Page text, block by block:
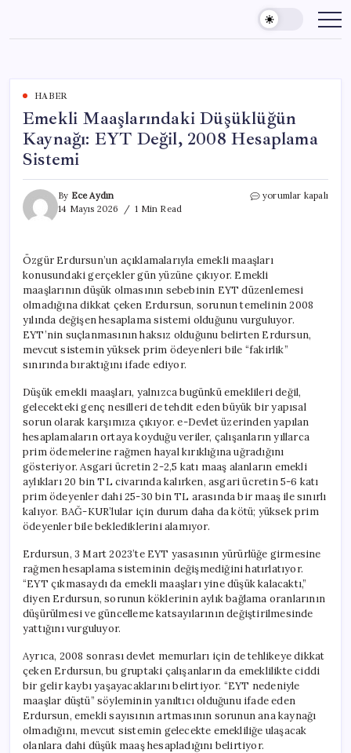
content
HABER
Emekli Maaşlarındaki Düşüklüğün
Kaynağı: EYT Değil, 2008 Hesaplama
Sistemi
By Ece Aydın
14 Mayıs 2026
1 Min Read
Emekli
Değil,
2008
Hesaplama
Sistemi
için
yorumlar kapalı
Özgür Erdursun’un açıklamalarıyla emekli maaşları
konusundaki gerçekler gün yüzüne çıkıyor. Emekli
maaşlarının düşük olmasının sebebinin EYT düzenlemesi
olmadığına dikkat çeken Erdursun, sorunun temelinin 2008
yılında değişen hesaplama sistemi olduğunu vurguluyor.
EYT’nin suçlanmasının haksız olduğunu belirten Erdursun,
mevcut sistemin yüksek prim ödeyenleri bile “fakirlik”
sınırında bıraktığını ifade ediyor.
Düşük emekli maaşları, yalnızca bugünkü emeklileri değil,
gelecekteki genç nesilleri de tehdit eden büyük bir yapısal
sorun olarak karşımıza çıkıyor. e-Devlet üzerinden yapılan
hesaplamaların ortaya koyduğu veriler, çalışanların yıllarca
prim ödemelerine rağmen hayal kırıklığına uğradığını
gösteriyor. Asgari ücretin 2-2,5 katı maaş alanların emekli
aylıkları 20 bin TL civarında kalırken, asgari ücretin 5-6 katı
prim ödeyenler dahi 25-30 bin TL arasında bir maaş ile sınırlı
kalıyor. BAĞ-KUR’lular için durum daha da kötü; yüksek prim
ödeyenler bile beklediklerini alamıyor.
Erdursun, 3 Mart 2023’te EYT yasasının yürürlüğe girmesine
rağmen hesaplama sisteminin değişmediğini hatırlatıyor.
“EYT çıkmasaydı da emekli maaşları yine düşük kalacaktı,”
diyen Erdursun, sorunun köklerinin aylık bağlama oranlarının
düşürülmesi ve güncelleme katsayılarının değiştirilmesinde
yattığını vurguluyor.
Ayrıca, 2008 sonrası devlet memurları için de tehlikeye dikkat
çeken Erdursun, bu gruptaki çalışanların da emeklilikte ciddi
bir gelir kaybı yaşayacaklarını belirtiyor. “EYT nedeniyle
maaşlar düştü” söyleminin yanıltıcı olduğunu ifade eden
Erdursun, emekli sayısının artmasının sorunun ana kaynağı
olmadığını, mevcut sistemin gelecekte emekliliğe ulaşacak
olanlara dahi düşük maaş hesapladığını belirtiyor.